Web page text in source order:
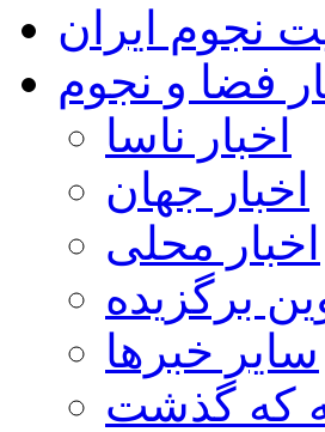
نجوم ایران
فضا و نجوم
اخبار ناسا
اخبار جهان
اخبار محلی
برگزیده
سایر خبرها
که گذشت